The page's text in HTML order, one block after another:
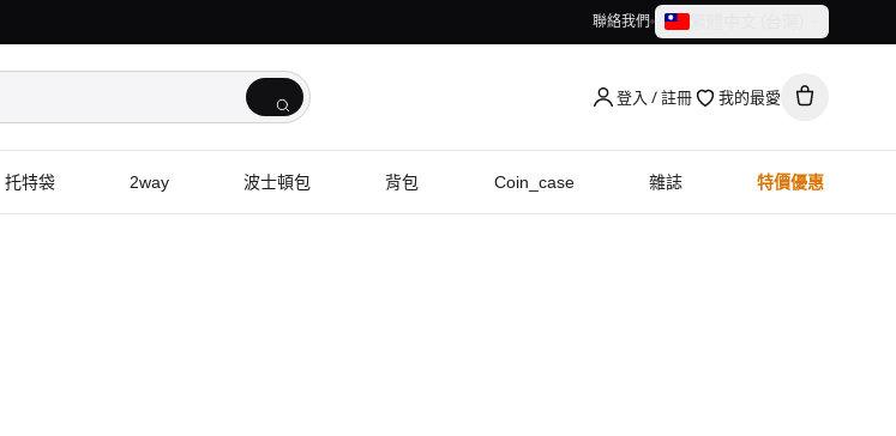
聯絡我們
繁體中文（台灣）
登入 / 註冊 我的最愛
托特袋 2way 波士頓包 背包 Coin_case 雜誌 特價優惠